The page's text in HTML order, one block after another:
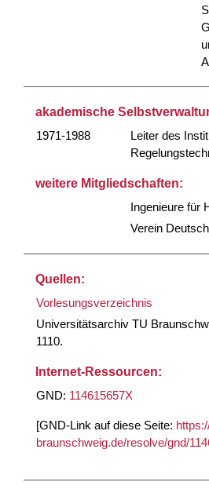
akademische
1971-1988
Leiter des
weitere Mitgliedschaften:
Ingenieure für
Verein
Quellen:
Vorlesungsverzeichnis
Universitätsarchiv TU
1110.
Internet-Ressourcen:
GND: 114615657X
[GND-Link auf diese Seite:
braunschweig.de/resolve/gnd/